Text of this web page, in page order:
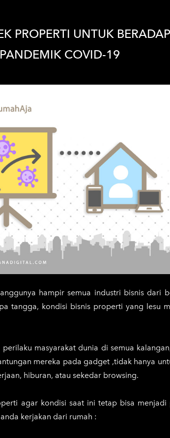
PROPERTI UNTUK
COVID-19
hampir semua industri bisnis dari
tangga, kondisi bisnis properti yang lesu
masyarakat dunia di semua
mereka pada gadget ,tidak hanya
hiburan, atau sekedar browsing.
agar kondisi saat ini tetap bisa menjadi
kerjakan dari rumah :